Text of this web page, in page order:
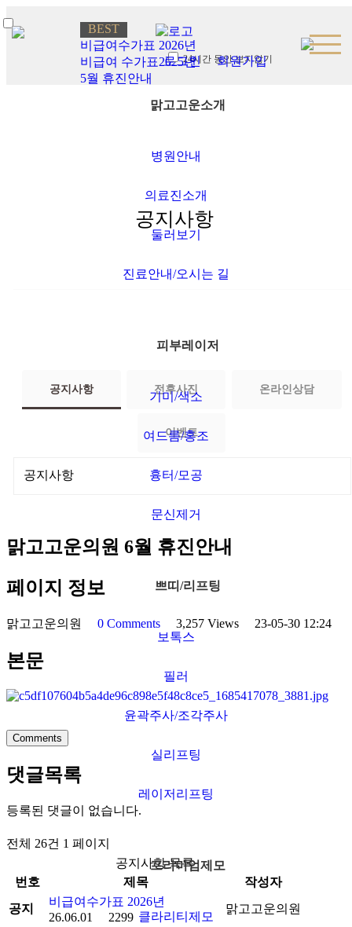
24시간 동안 보지않기
BEST
비급여수가표 2026년
비급여 수가표2025년
5월 휴진안내
2월 휴진안내
로그인
온라인상담
전후사진
·
맑
고
개
피
레
저
·
띠/
프
·
리
미
엄
모
·
비
만
리
맑고고운소개
병원안내
의료진소개
둘러보기
진료안내/오시는 길
피부레이저
기미/색소
여드름/홍조
흉터/모공
문신제거
쁘띠/리프팅
보톡스
필러
윤곽주사/조각주사
실리프팅
레이저리프팅
프리미엄제모
클라리티제모
로그인회원가입
Safe procedure
공지사항
공지사항 전후사진 온라인상담
이벤트
맑고고운의원 6월 휴진안내
페이지 정보
맑고고운의원 0 Comments 3,257 Views 23-05-30 12:24
본문
Comments
댓글목록
등록된 댓글이 없습니다.
전체 26건 1 페이지
공지사항 목록
번호
제목
작성자
공지
비급여수가표 2026년
26.06.01
2299
맑고고운의원